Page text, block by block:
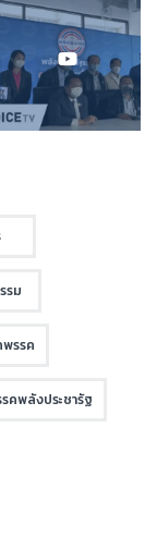
รม
รรค
คพลังประชารัฐ